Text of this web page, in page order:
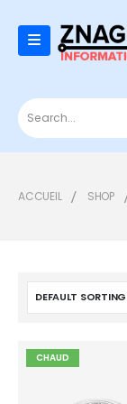
ACCUEIL SHOP
CHAUD